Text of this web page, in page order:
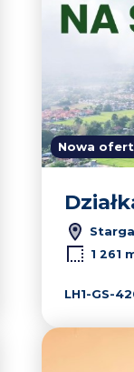
Nowa
1 261
LH1-GS-
do ulubionych